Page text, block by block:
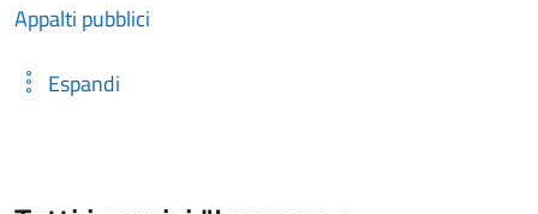
Appalti pubblici
Espandi